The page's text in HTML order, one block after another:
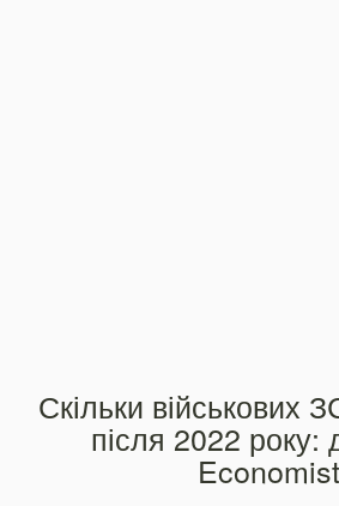
Скільки військових
після 2022 року:
Economist